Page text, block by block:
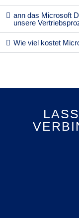
ann das Microsoft
unsere
Wie viel kostet